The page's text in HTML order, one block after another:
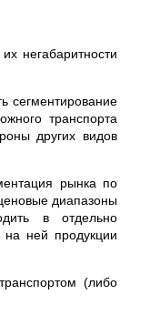
негабаритности
сегментирование
транспорта
других видов
рынка по
диапазоны
в отдельно
на ней продукции
(либо